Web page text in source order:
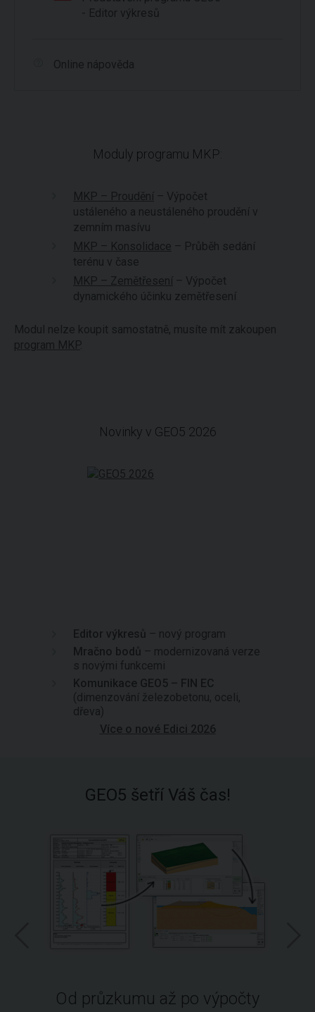
- Editor výkresů
Online nápověda
Moduly programu MKP:
MKP – Proudění – Výpočet
ustáleného a neustáleného proudění v
zemním masívu
MKP – Konsolidace – Průběh sedání
terénu v čase
MKP – Zemětřesení – Výpočet
dynamického účinku zemětřesení
Modul nelze koupit samostatně, musíte mít zakoupen
program MKP.
Novinky v GEO5 2026
Editor výkresů – nový program
Mračno bodů – modernizovaná verze
s novými funkcemi
Komunikace GEO5 – FIN EC
(dimenzování železobetonu, oceli,
dřeva)
Více o nové Edici 2026
GEO5 šetří Váš čas!
Od průzkumu až po výpočty